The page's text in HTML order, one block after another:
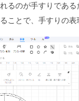
るのが手すりであ
ことで、手すりの表